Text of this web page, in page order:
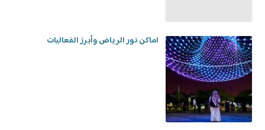
اماكن نور الرياض وأبرز الفعاليات